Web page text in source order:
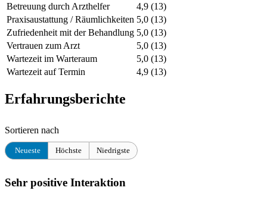
Betreuung durch Arzthelfer
4,9 (13)
Praxisaustattung / Räumlichkeiten 5,0 (13)
Zufriedenheit mit der Behandlung 5,0 (13)
Vertrauen zum Arzt
5,0 (13)
Wartezeit im Warteraum
5,0 (13)
Wartezeit auf Termin
4,9 (13)
Erfahrungsberichte
Sortieren nach
Neueste Höchste Niedrigste
Sehr positive Interaktion